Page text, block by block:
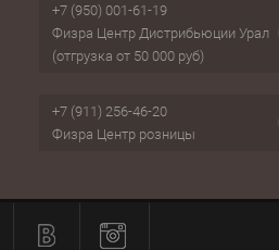
+7 (950) 001-61-19
Физра Центр Дистрибьюции Урал
(отгрузка от 50 000 руб)
+7 (911) 256-46-20
Физра Центр розницы